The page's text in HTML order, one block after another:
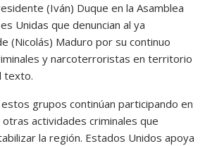
(Iván) Duque en la Asamblea
Unidas que denuncian al ya
(Nicolás) Maduro por su continuo
y narcoterroristas en territorio
texto.
grupos continúan participando en
actividades criminales que
la región. Estados Unidos apoya